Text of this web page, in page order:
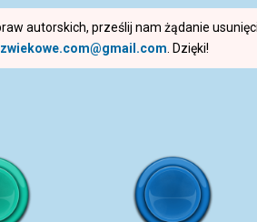
autorskich, prześlij nam żądanie
. Dzięki!